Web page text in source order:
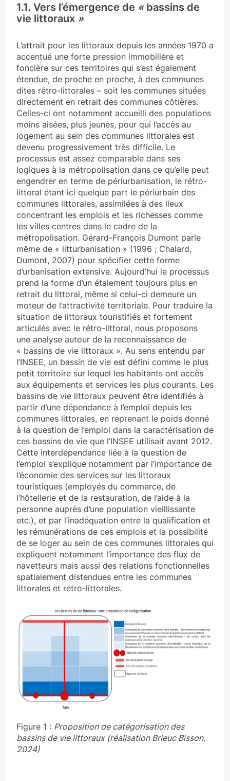
1.1. Vers l’émergence de « bassins de
vie littoraux »
L’attrait pour les littoraux depuis les années 1970 a
accentué une forte pression immobilière et
foncière sur ces territoires qui s’est également
étendue, de proche en proche, à des communes
dites rétro-littorales – soit les communes situées
directement en retrait des communes côtières.
Celles-ci ont notamment accueilli des populations
moins aisées, plus jeunes, pour qui l’accès au
logement au sein des communes littorales est
devenu progressivement très difficile. Le
processus est assez comparable dans ses
logiques à la métropolisation dans ce qu’elle peut
engendrer en terme de périurbanisation, le rétro-
littoral étant ici quelque part le périurbain des
communes littorales, assimilées à des lieux
concentrant les emplois et les richesses comme
les villes centres dans le cadre de la
métropolisation. Gérard-François Dumont parle
même de « litturbanisation » (1996 ; Chalard,
Dumont, 2007) pour spécifier cette forme
d’urbanisation extensive. Aujourd’hui le processus
prend la forme d’un étalement toujours plus en
retrait du littoral, même si celui-ci demeure un
moteur de l’attractivité territoriale. Pour traduire la
situation de littoraux touristifiés et fortement
articulés avec le rétro-littoral, nous proposons
une analyse autour de la reconnaissance de
« bassins de vie littoraux ». Au sens entendu par
l’INSEE, un bassin de vie est défini comme le plus
petit territoire sur lequel les habitants ont accès
aux équipements et services les plus courants. Les
bassins de vie littoraux peuvent être identifiés à
partir d’une dépendance à l’emploi depuis les
communes littorales, en reprenant le poids donné
à la question de l’emploi dans la caractérisation de
ces bassins de vie que l’INSEE utilisait avant 2012.
Cette interdépendance liée à la question de
l’emploi s’explique notamment par l’importance de
l’économie des services sur les littoraux
touristiques (employés du commerce, de
l’hôtellerie et de la restauration, de l’aide à la
personne auprès d’une population vieillissante
etc.), et par l’inadéquation entre la qualification et
les rémunérations de ces emplois et la possibilité
de se loger au sein de ces communes littorales qui
expliquent notamment l’importance des flux de
navetteurs mais aussi des relations fonctionnelles
spatialement distendues entre les communes
littorales et rétro-littorales.
Figure 1 : Proposition de catégorisation des
bassins de vie littoraux (réalisation Brieuc Bisson,
2024)